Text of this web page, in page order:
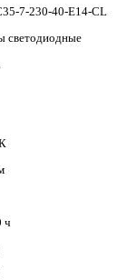
7-230-40-E14-CL
светодиодные
ч